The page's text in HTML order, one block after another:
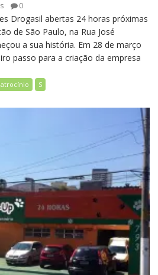
0
Drogasil abertas 24 horas próximas
de São Paulo, na Rua José
a sua história. Em 28 de março
passo para a criação da empresa
S